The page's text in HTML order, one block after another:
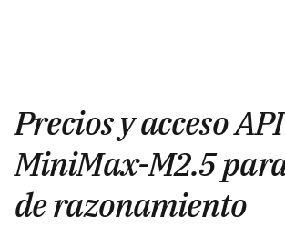
Precios y acceso API
MiniMax-M2.5
de razonamiento